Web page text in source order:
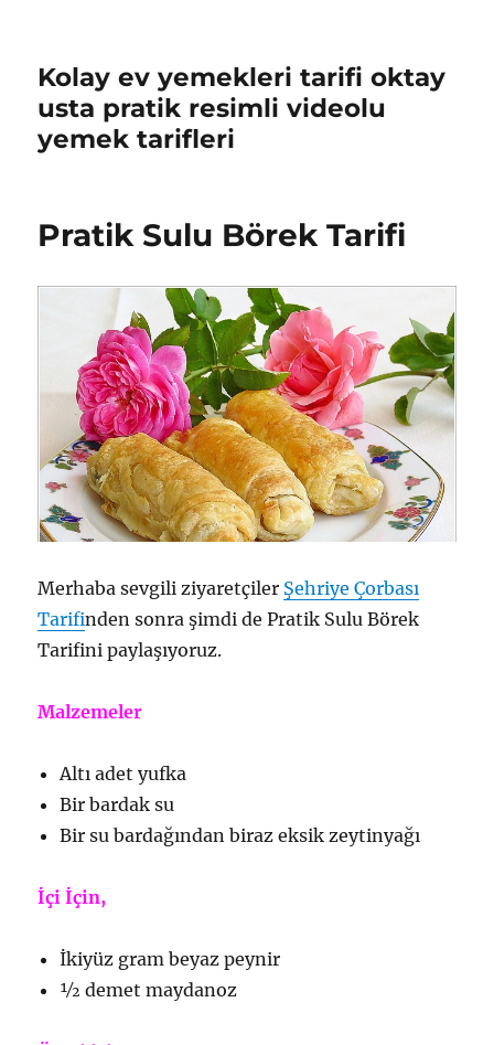
Kolay ev yemekleri tarifi oktay
usta pratik resimli videolu
yemek tarifleri
Pratik Sulu Börek Tarifi
Merhaba sevgili ziyaretçiler Şehriye Çorbası
Tarifinden sonra şimdi de Pratik Sulu Börek
Tarifini paylaşıyoruz.
Malzemeler
Altı adet yufka
Bir bardak su
Bir su bardağından biraz eksik zeytinyağı
İçi İçin,
İkiyüz gram beyaz peynir
½ demet maydanoz